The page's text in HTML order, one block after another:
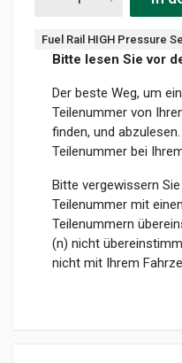
Fuel Rail HIGH Pressure
Bitte lesen Sie vor
Der beste Weg, um
Teilenummer von
finden, und
Teilenummer bei
Bitte vergewissern
Teilenummer mit
Teilenummern
(n) nicht
nicht mit Ihrem